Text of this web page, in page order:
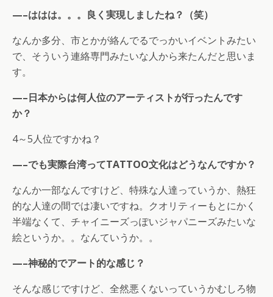
—–ははは。。。良く実現しましたね？（笑）
なんか多分、市とかが絡んでるでっかいイベントみたい
で、そういう連絡専門みたいな人から来たんだと思いま
す。
—–日本からは何人位のアーティストが行ったんです
か？
4～5人位ですかね？
—–でも実際台湾ってTATTOO文化はどうなんですか？
なんか一部なんですけど、特殊な人達っていうか、熱狂
的な人達の間では凄いですね。クオリティーもとにかく
半端なくて、チャイニーズっぽいジャパニーズみたいな
絵というか。。なんていうか。。
—–神秘的でアート的な感じ？
そんな感じですけど、全然悪くないっていうかむしろ物